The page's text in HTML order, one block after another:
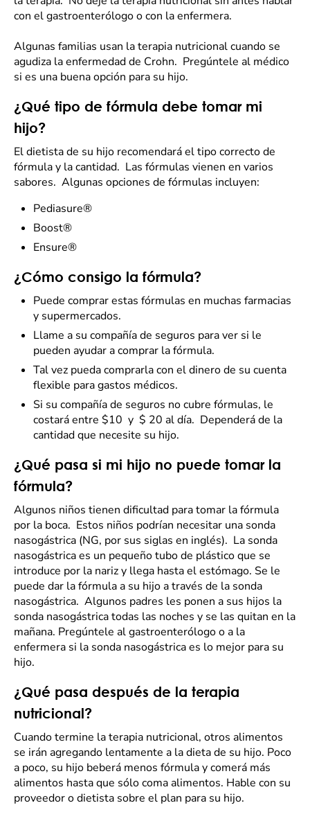
con el gastroenterólogo o con la enfermera.
Algunas familias usan la terapia nutricional cuando se
agudiza la enfermedad de Crohn. Pregúntele al médico
si es una buena opción para su hijo.
¿Qué tipo de fórmula debe tomar mi
hijo?
El dietista de su hijo recomendará el tipo correcto de
fórmula y la cantidad. Las fórmulas vienen en varios
sabores. Algunas opciones de fórmulas incluyen:
Pediasure®
Boost®
Ensure®
¿Cómo consigo la fórmula?
Puede comprar estas fórmulas en muchas farmacias
y supermercados.
Llame a su compañía de seguros para ver si le
pueden ayudar a comprar la fórmula.
Tal vez pueda comprarla con el dinero de su cuenta
flexible para gastos médicos.
Si su compañía de seguros no cubre fórmulas, le
costará entre $10 y $ 20 al día. Dependerá de la
cantidad que necesite su hijo.
¿Qué pasa si mi hijo no puede tomar la
fórmula?
Algunos niños tienen dificultad para tomar la fórmula
por la boca. Estos niños podrían necesitar una sonda
nasogástrica (NG, por sus siglas en inglés). La sonda
nasogástrica es un pequeño tubo de plástico que se
introduce por la nariz y llega hasta el estómago. Se le
puede dar la fórmula a su hijo a través de la sonda
nasogástrica. Algunos padres les ponen a sus hijos la
sonda nasogástrica todas las noches y se las quitan en la
mañana. Pregúntele al gastroenterólogo o a la
enfermera si la sonda nasogástrica es lo mejor para su
hijo.
¿Qué pasa después de la terapia
nutricional?
Cuando termine la terapia nutricional, otros alimentos
se irán agregando lentamente a la dieta de su hijo. Poco
a poco, su hijo beberá menos fórmula y comerá más
alimentos hasta que sólo coma alimentos. Hable con su
proveedor o dietista sobre el plan para su hijo.